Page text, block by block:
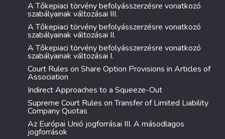
A Tőkepiaci törvény befolyásszerzésre vonatkozó
szabályainak változásai III.
A Tőkepiaci törvény befolyásszerzésre vonatkozó
szabályainak változásai II.
A Tőkepiaci törvény befolyásszerzésre vonatkozó
szabályainak változásai I.
Court Rules on Share Option Provisions in Articles of
Association
Indirect Approaches to a Squeeze-Out
Supreme Court Rules on Transfer of Limited Liability
Company Quotas
Az Európai Unió jogforrásai III. A másodlagos
jogforrások